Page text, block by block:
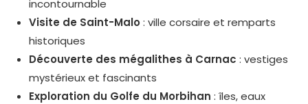
incontournable
Visite de Saint-Malo: ville corsaire et remparts
historiques
Découverte des mégalithes à Carnac : vestiges
mystérieux et fascinants
Exploration du Golfe du Morbihan : îles, eaux